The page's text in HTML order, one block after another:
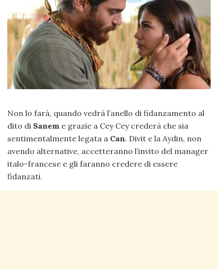
Non lo farà, quando vedrà l’anello di fidanzamento al
dito di Sanem e grazie a Cey Cey crederà che sia
sentimentalmente legata a Can. Divit e la Aydin, non
avendo alternative, accetteranno l’invito del manager
italo-francese e gli faranno credere di essere
fidanzati.